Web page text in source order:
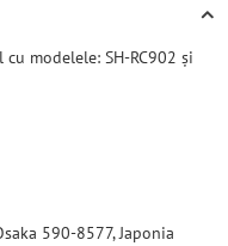
modelele: SH-RC902 și
590-8577, Japonia